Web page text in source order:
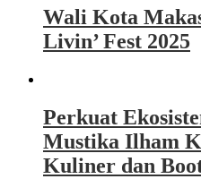
Wali Kota
Livin’ Fest 2025
Perkuat
Mustika Ilham
Kuliner dan